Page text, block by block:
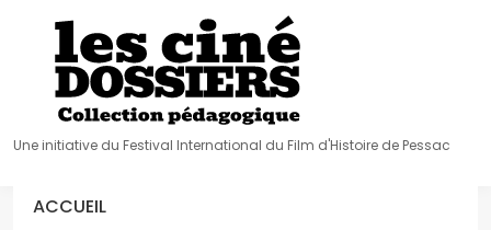
Une initiative du Festival International du Film d'Histoire de Pessac
ACCUEIL